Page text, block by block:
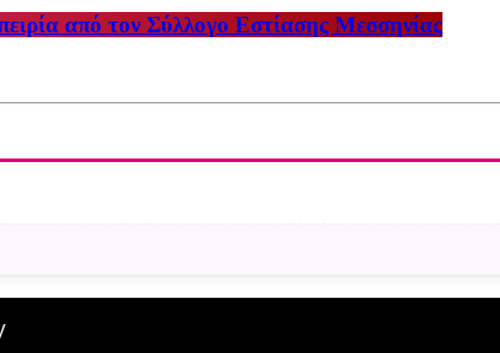
από τον Σύλλογο Εστίασης Μεσσηνίας